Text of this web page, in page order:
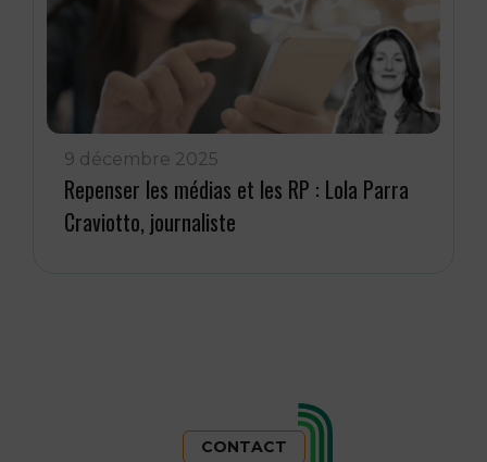
9 décembre 2025
Repenser les médias et les RP : Lola Parra
Craviotto, journaliste
CONTACT